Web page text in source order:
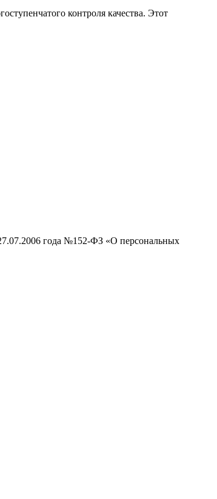
контроля качества. Этот
года №152-ФЗ «О персональных